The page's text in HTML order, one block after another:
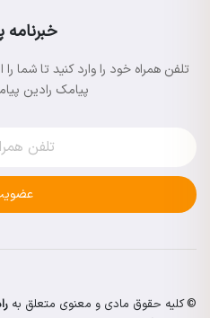
خبرنامه
تلفن همراه خود را وارد کنید تا شما
پیامک رادین
© کلیه حقوق مادی و معنوی متعلق به